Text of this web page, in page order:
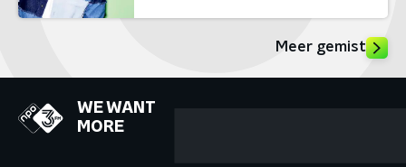
Meer gemist
WE WANT
MORE